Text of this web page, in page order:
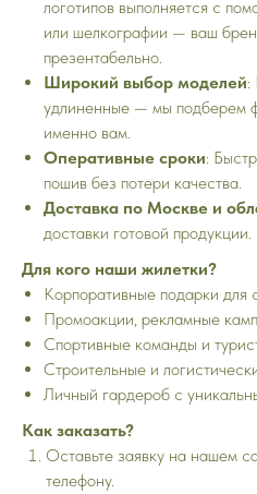
логотипов выполняется с
или шелкографии — ваш
презентабельно.
Широкий выбор моделей:
удлиненные — мы подберем
именно вам.
Оперативные сроки:
пошив без потери качества.
Доставка по Москве и
доставки готовой продукции.
Для кого наши жилетки?
Корпоративные подарки для
Промоакции, рекламные
Спортивные команды и
Строительные и
Личный гардероб с
Как заказать?
Оставьте заявку на нашем
телефону.